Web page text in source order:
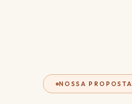
NOSSA PROPOSTA